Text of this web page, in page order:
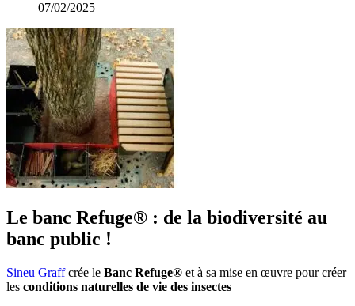
07/02/2025
Le banc Refuge® : de la biodiversité au
banc public !
Sineu Graffcrée le Banc Refuge® et à sa mise en œuvre pour créer
les conditions naturelles de vie des insectes